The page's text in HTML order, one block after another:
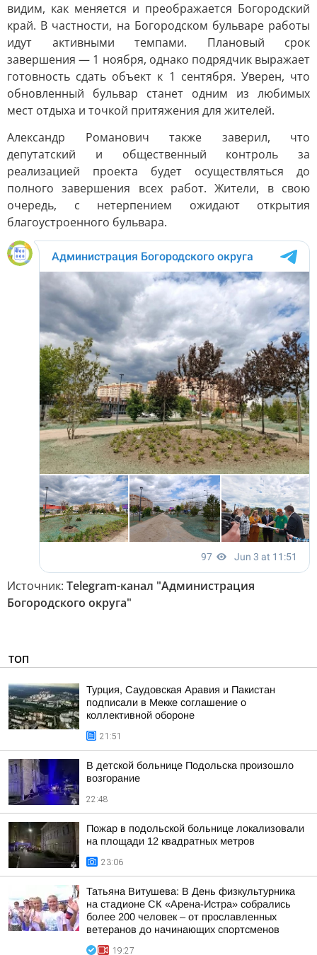
видим, как меняется и преображается Богородский
край. В частности, на Богородском бульваре работы
идут активными темпами. Плановый срок
завершения — 1 ноября, однако подрядчик выражает
готовность сдать объект к 1 сентября. Уверен, что
обновленный бульвар станет одним из любимых
мест отдыха и точкой притяжения для жителей.
Александр Романович также заверил, что
депутатский и общественный контроль за
реализацией проекта будет осуществляться до
полного завершения всех работ. Жители, в свою
очередь, с нетерпением ожидают открытия
благоустроенного бульвара.
Источник: Telegram-канал "Администрация
Богородского округа"
ТОП
Турция, Саудовская Аравия и Пакистан
подписали в Мекке соглашение о
коллективной обороне
21:51
В детской больнице Подольска произошло
возгорание
22:48
Пожар в подольской больнице локализовали
на площади 12 квадратных метров
23:06
Татьяна Витушева: В День физкультурника
на стадионе СК «Арена-Истра» собрались
более 200 человек – от прославленных
ветеранов до начинающих спортсменов
19:27